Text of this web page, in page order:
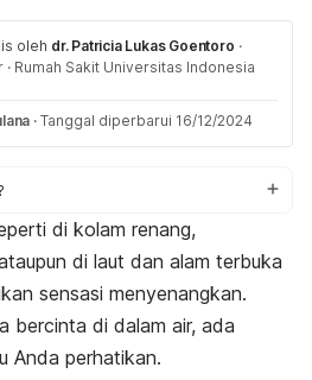
oleh dr. Patricia Lukas Goentoro ·
· Rumah Sakit Universitas Indonesia
· Tanggal diperbarui 16/12/2024
di kolam renang,
di laut dan alam terbuka
sensasi menyenangkan.
bercinta di dalam air, ada
Anda perhatikan.